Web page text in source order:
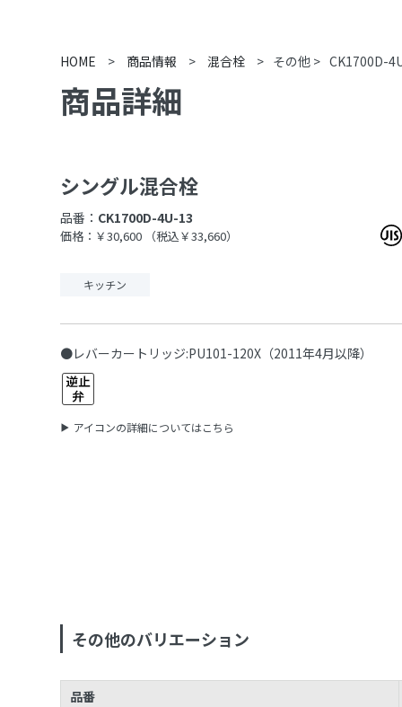
HOME > 商品情報 > 混合栓 > その他 > CK1700D-
商品詳細
シングル混合栓
品番： CK1700D-4U-13
価格：￥30,600 （税込￥33,660）
キッチン
●レバーカートリッジ:PU101-120X（2011年4月以降）
アイコンの詳細についてはこちら
その他のバリエーション
品番